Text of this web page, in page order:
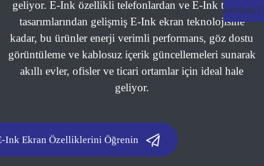
geliyor. E-Ink özellikli telefonlardan ve E-Ink telefon
tasarımlarından gelişmiş E-Ink ekran teknolojisine
kadar, bu ürünler enerji verimli performans, göz dostu
görüntüleme ve kablosuz içerik güncellemeleri sunarak
akıllı evler, ofisler ve ticari ortamlar için ideal hale
geliyor.
Ink Ekran Özelliklerini Öğrenin